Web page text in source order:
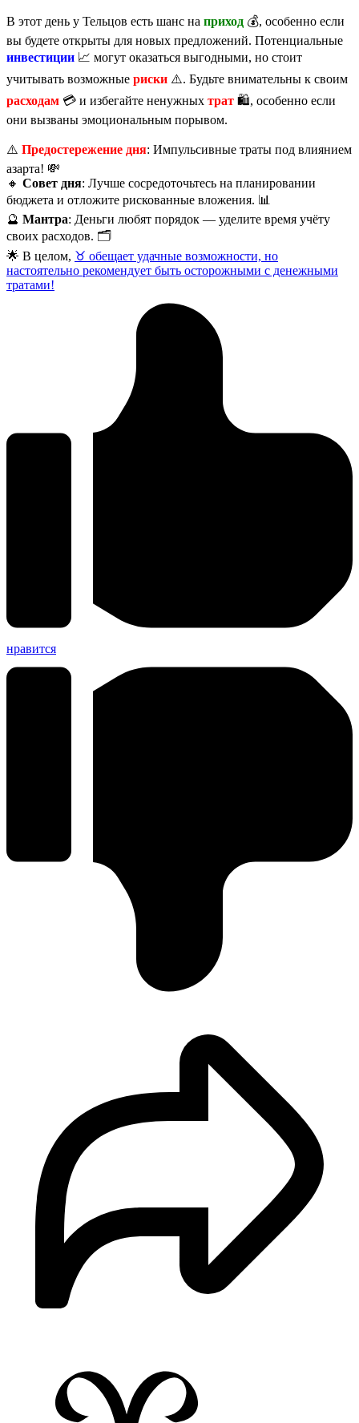
В этот день у Тельцов есть шанс на приход 💰, особенно если
вы будете открыты для новых предложений. Потенциальные
инвестиции 📈 могут оказаться выгодными, но стоит
учитывать возможные риски ⚠️. Будьте внимательны к своим
расходам 💳 и избегайте ненужных трат 🛍️, особенно если
они вызваны эмоциональным порывом.
⚠️ Предостережение дня: Импульсивные траты под влиянием
азарта! 💸
🔸 Совет дня: Лучше сосредоточьтесь на планировании
бюджета и отложите рискованные вложения. 📊
🔮 Мантра: Деньги любят порядок — уделите время учёту
своих расходов. 🗂️
🌟 В целом, ♉️ обещает удачные возможности, но
настоятельно рекомендует быть осторожными с денежными
тратами!
нравится